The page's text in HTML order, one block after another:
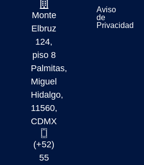
Monte
Elbruz
124,
piso 8
Palmitas,
Miguel
Hidalgo,
11560,
CDMX
(+52)
55
Aviso
de
Privacidad